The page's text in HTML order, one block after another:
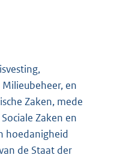
t
e
:
1
8
en
Zaken, mede
Zaken en
hoedanigheid
de Staat der